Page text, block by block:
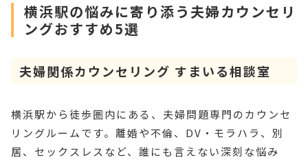
横浜駅の悩みに寄り添う夫婦カウンセリ
ングおすすめ5選
夫婦関係カウンセリング すまいる相談室
横浜駅から徒歩圏内にある、夫婦問題専門のカウンセ
リングルームです。離婚や不倫、DV・モラハラ、別
居、セックスレスなど、誰にも言えない深刻な悩み